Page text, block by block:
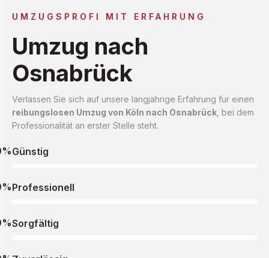
UMZUGSPROFI MIT ERFAHRUNG
Umzug nach
Osnabrück
Verlassen Sie sich auf unsere langjährige Erfahrung für einen
reibungslosen Umzug von Köln nach Osnabrück , bei dem
Professionalität an erster Stelle steht.
Günstig
Professionell
Sorgfältig